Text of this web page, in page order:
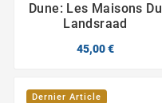
Dune: Les Maisons Du
Landsraad
45,00 €
Dernier Article